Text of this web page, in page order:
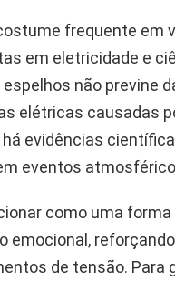
frequente em
em eletricidade e
não previne
elétricas causadas
evidências
eventos
como uma forma
emocional,
de tensão. Para